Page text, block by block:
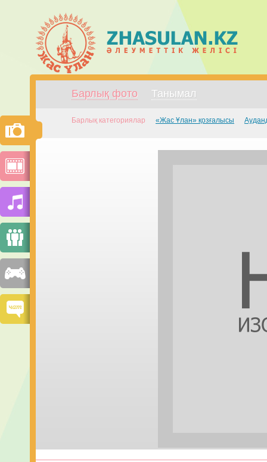
Барлық фото Танымал
Барлық категориялар «Жас Ұлан» қозғалысы